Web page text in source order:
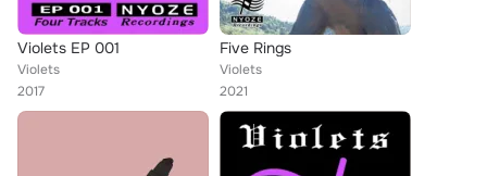
Violets EP 001
Violets
2017
Five Rings
Violets
2021